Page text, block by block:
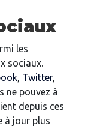
les
sociaux.
, Twitter,
ne pouvez à
depuis ces
à jour plus